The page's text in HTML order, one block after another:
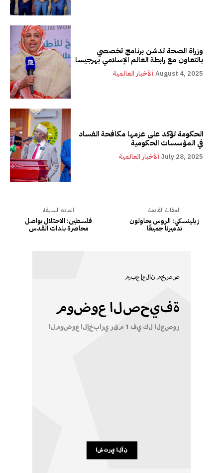
وزراة الصحة تدشن برنامج تخصصي
بالتعاون مع رابطة العالم الإسلامي بهرجيسا
ألأخبار العالمية August 4, 2025
الحكومة تؤكد على عزمها مكافحة الفساد
في المؤسسات الحكومية
ألأخبار العالمية July 28, 2025
المادة السابقة
فلسطين: الاحتلال يواصل
محاصرة بلدات القدس
المقالة القادمة
زيلينسكي: الروس يحاولون
تدميرنا جميعًا